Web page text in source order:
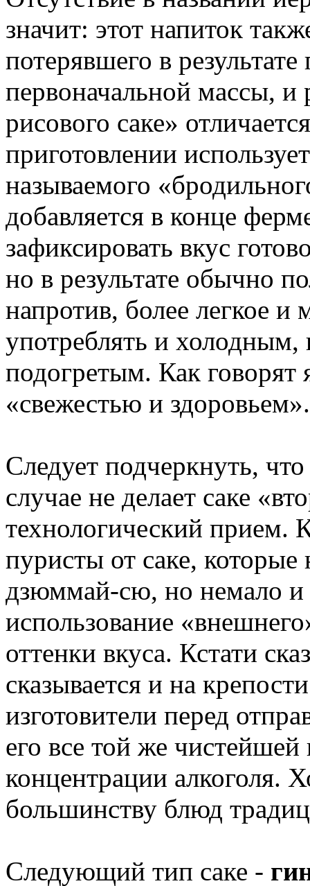
значит: этот напиток
потерявшего в
первоначальной массы,
рисового саке»
приготовлении
называемого
добавляется в конце
зафиксировать вкус
но в результате обычно
напротив, более легкое и
употреблять и
подогретым. Как
«свежестью и здоровьем».
Следует подчеркнуть,
случае не делает саке
технологический прием.
пуристы от саке,
дзюммай-сю, но немало и
использование
оттенки вкуса. Кстати
сказывается и на
изготовители перед
его все той же
концентрации алкоголя.
большинству блюд
Следующий тип саке -